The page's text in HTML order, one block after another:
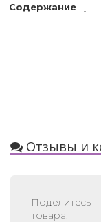
Содержание
Отзывы и
товара: